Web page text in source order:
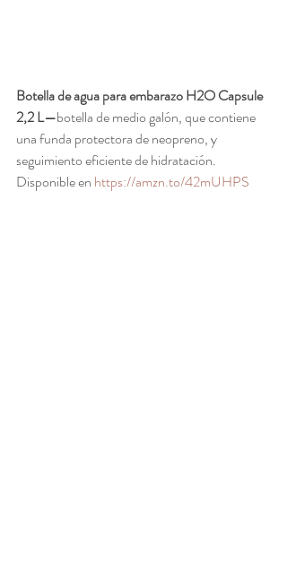
Botella de agua para embarazo H2O Capsule
2,2 L—botella de medio galón, que contiene
una funda protectora de neopreno, y
seguimiento eficiente de hidratación.
Disponible en https://amzn.to/42mUHPS